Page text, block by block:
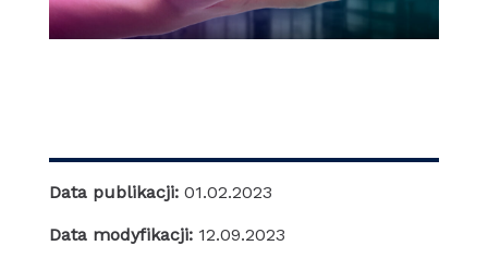
Data publikacji: 01.02.2023
Data modyfikacji: 12.09.2023